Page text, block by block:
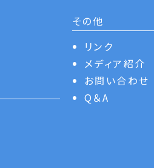
その他
リンク
メディア紹介
お問い合わせ
Q＆A